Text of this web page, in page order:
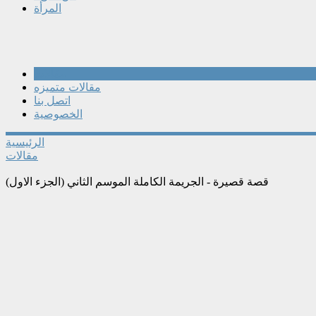
المرأة
مقالات متميزه
اتصل بنا
الخصوصية
الرئيسية
مقالات
قصة قصيرة - الجريمة الكاملة الموسم الثاني (الجزء الاول)